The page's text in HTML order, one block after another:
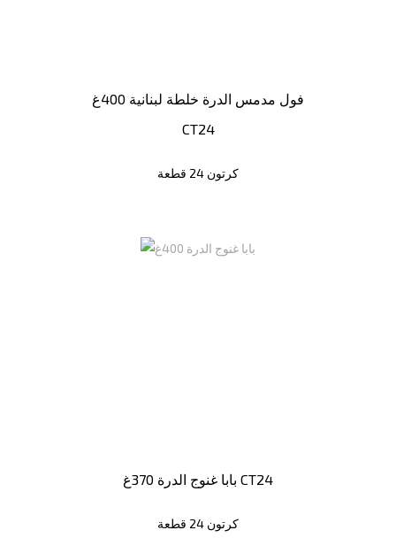
فول مدمس الدرة خلطة لبنانية 400غ
CT24
كرتون 24 قطعة
بابا غنوج الدرة 370غ CT24
كرتون 24 قطعة